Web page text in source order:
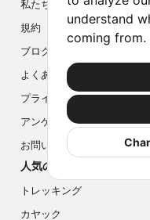
understand
coming from.
私たちについて
規約
ブログ
よくある質問
プライバシー
アンケート
お問い合わせ
人気のアクティビティ
トレッキング
カヤック